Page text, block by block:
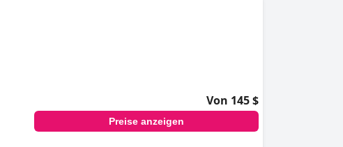
Von 145 $
Preise anzeigen